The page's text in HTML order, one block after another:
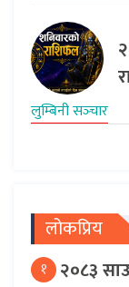
लुम्बिनी सञ्‍चार
लोकप्रिय
१ २०८३